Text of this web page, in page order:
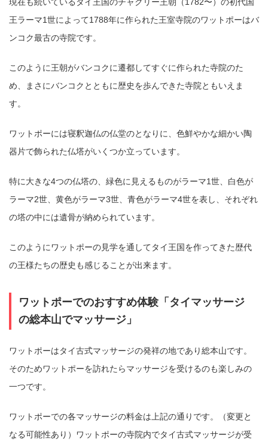
王ラーマ1世によって1788年に作られた王室寺院のワットポーはバ
ンコク最古の寺院です。
このように王朝がバンコクに遷都してすぐに作られた寺院のた
め、まさにバンコクとともに歴史を歩んできた寺院ともいえま
す。
ワットポーには寝釈迦仏の仏堂のとなりに、色鮮やかな細かい陶
器片で飾られた仏塔がいくつか立っています。
特に大きな4つの仏塔の、緑色に見えるものがラーマ1世、白色が
ラーマ2世、黄色がラーマ3世、青色がラーマ4世を表し、それぞれ
の塔の中には遺骨が納められています。
このようにワットポーの見学を通してタイ王国を作ってきた歴代
の王様たちの歴史も感じることが出来ます。
ワットポーでのおすすめ体験「タイマッサージ
の総本山でマッサージ」
ワットポーはタイ古式マッサージの発祥の地であり総本山です。
そのためワットポーを訪れたらマッサージを受けるのも楽しみの
一つです。
ワットポーでの各マッサージの料金は上記の通りです。（変更と
なる可能性あり）ワットポーの寺院内でタイ古式マッサージが受